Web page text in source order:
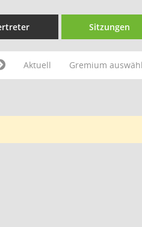
Sitzungen
Aktuell Gremium